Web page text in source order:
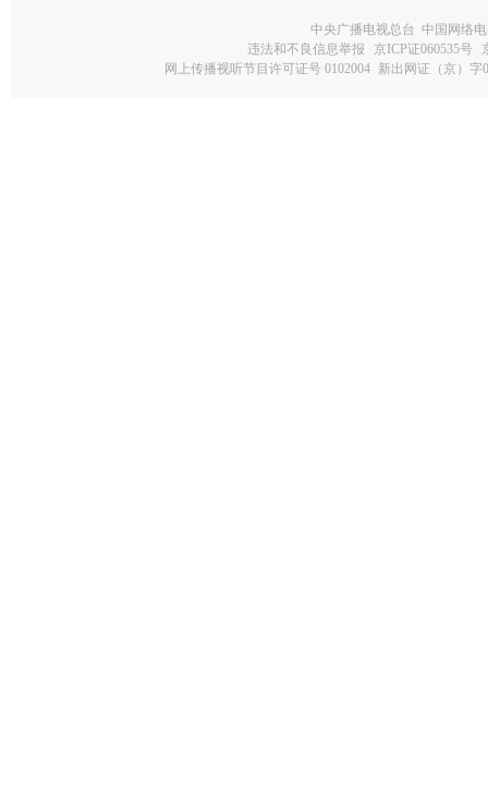
中央广播电视总台 中国网络
违法和不良信息举报
京ICP证060535号
网上传播视听节目许可证号 0102004 新出网证（京）